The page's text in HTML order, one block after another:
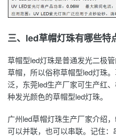
三、led草帽灯珠有哪些特
草帽型led灯珠是普通发光二极管
草帽，所以俗称草帽型led灯珠
泛，东莞led生产厂家可生产红
种发光颜色的草帽型led灯珠。
广州led草帽灯珠生产厂家介绍
可以并联，也可以串联。记住